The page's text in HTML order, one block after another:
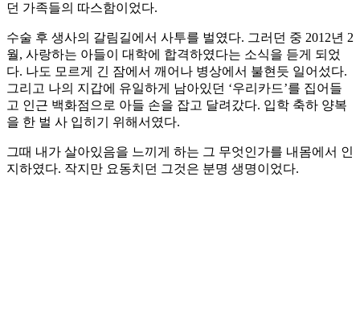
던 가족들의 따스함이었다.
수술 후 생사의 갈림길에서 사투를 벌였다. 그러던 중 2012년 2
월, 사랑하는 아들이 대학에 합격하였다는 소식을 듣게 되었
다. 나도 모르게 긴 잠에서 깨어나 병상에서 불현듯 일어섰다.
그리고 나의 지갑에 유일하게 남아있던 ‘우리카드’를 집어들
고 인근 백화점으로 아들 손을 잡고 달려갔다. 입학 축하 양복
을 한 벌 사 입히기 위해서였다.
그때 내가 살아있음을 느끼게 하는 그 무엇인가를 내몸에서 인
지하였다. 작지만 요동치던 그것은 분명 생명이었다.